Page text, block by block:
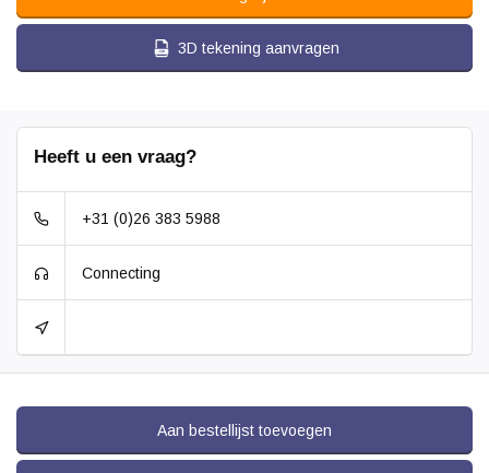
Geluiddempend:
Temperatuur: - 25 / + 80 °C
3D tekening aanvragen
Heeft u een vraag?
+31 (0)26 383 5988
Connecting
Aan bestellijst toevoegen